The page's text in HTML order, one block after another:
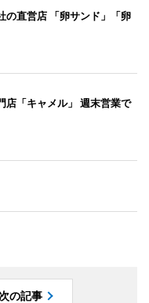
の直営店 「卵サンド」「卵
店「キャメル」 週末営業で
の記事